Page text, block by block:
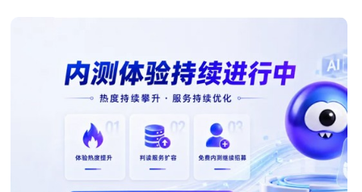
获深圳卫视采访报道！施罗德海外市场再传捷报
MORE